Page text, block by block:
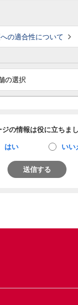
の適合性について
の選択
ジの情報は役に立ちま
はい いい
送信する